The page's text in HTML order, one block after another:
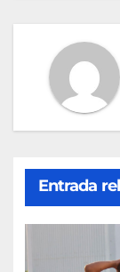
Entrada